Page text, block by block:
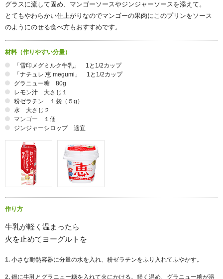
グラスに流して固め、マンゴーソースやジンジャーソースを添えて。
とてもやわらかい仕上がりなのでマンゴーの果肉にこのプリンをソース
のようにのせる食べ方もおすすめです。
材料（作りやすい分量）
「雪印メグミルク牛乳」 1と1/2カップ
「ナチュレ 恵 megumi」 1と1/2カップ
グラニュー糖 80g
レモン汁 大さじ１
粉ゼラチン １袋（５g）
水 大さじ２
マンゴー １個
ジンジャーシロップ 適宜
作り方
牛乳が軽く温まったら
火を止めてヨーグルトを
1. 小さな耐熱容器に分量の水を入れ、粉ゼラチンをふり入れてふやかす。
2. 鍋に牛乳とグラニュー糖を入れて火にかける。軽く温め、グラニュー糖が溶